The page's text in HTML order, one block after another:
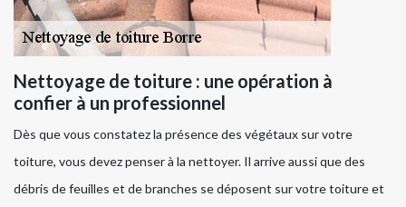
Nettoyage de toiture : une opération à
confier à un professionnel
Dès que vous constatez la présence des végétaux sur votre
toiture, vous devez penser à la nettoyer. Il arrive aussi que des
débris de feuilles et de branches se déposent sur votre toiture et